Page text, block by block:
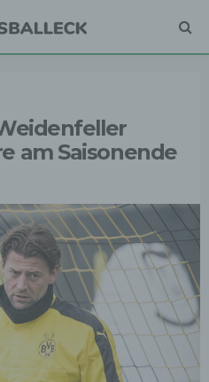
am Saisonende